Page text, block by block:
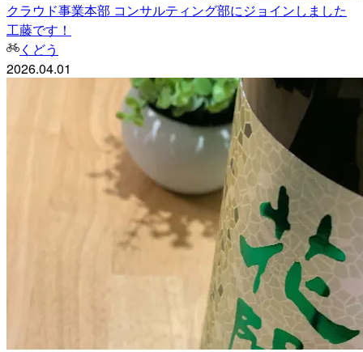
クラウド事業本部 コンサルティング部にジョインしました
工藤です！
くどう
2026.04.01